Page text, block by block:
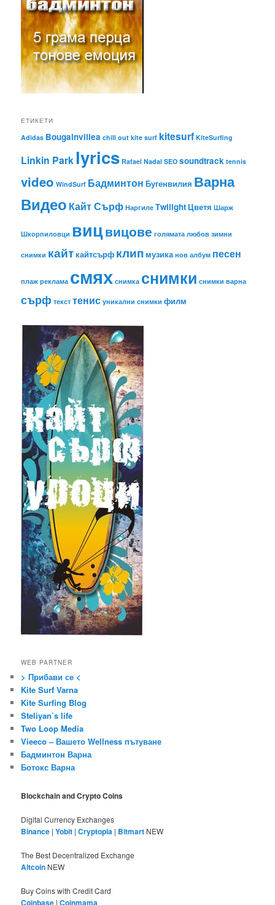
ЕТИКЕТИ
Adidas Bougainvillea chill out kite surf kitesurf KiteSurfing
Linkin Parklyrics Rafael Nadal SEO soundtrack tennis
video WindSurf Бадминтон Бугенвилия Варна
Видео Кайт Сърф Наргиле ТwilightЦветя Шарж
Шкорпиловци вицвицове голямата любов зимни
снимки кайт кайтсърф клип музика нов албум песен
плаж реклама смях снимка снимки снимки варна
сърф текст тенис уникални снимки филм
WEB PARTNER
> Прибави се <
Kite Surf Varna
Kite Surfing Blog
Steliyan’s life
Two Loop Media
Vieeco – Вашето Wellness пътуване
Бадминтон Варна
Ботокс Варна
Blockchain and Crypto Coins
Digital Currency Exchanges
Binance |Yobit |Cryptopia | Bitmart NEW
The Best Decentralized Exchange
Altcoin NEW
Buy Coins with Credit Card
Coinbase |Coinmama